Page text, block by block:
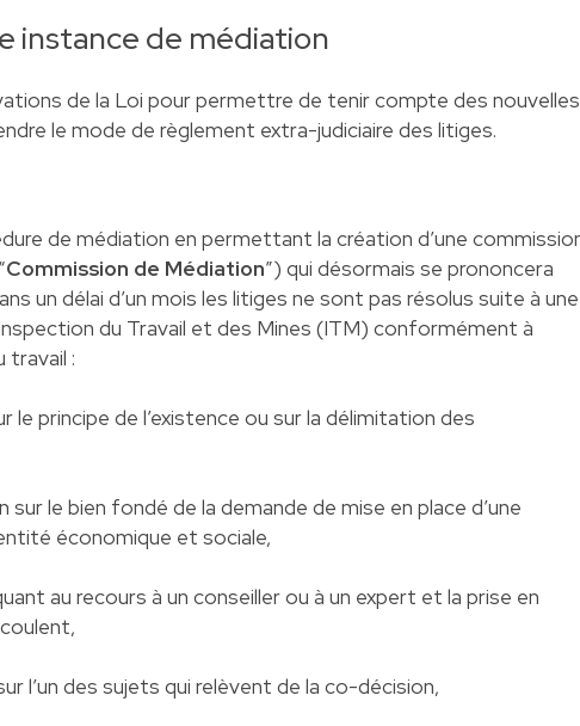
instance de médiation
de la Loi pour permettre de tenir compte des nouvelles
le mode de règlement extra-judiciaire des litiges.
de médiation en permettant la création d’une
Commission de Médiation”) qui désormais se prononcera
un délai d’un mois les litiges ne sont pas résolus suite à une
du Travail et des Mines (ITM) conformément à
travail :
le principe de l’existence ou sur la délimitation des
le bien fondé de la demande de mise en place d’une
économique et sociale,
au recours à un conseiller ou à un expert et la prise en
l’un des sujets qui relèvent de la co-décision,